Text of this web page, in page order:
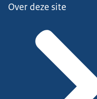
Over deze site